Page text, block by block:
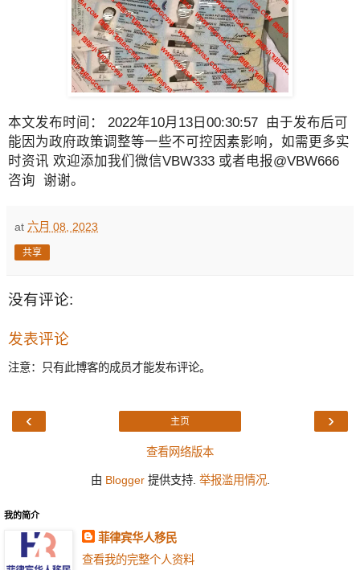
本文发布时间： 2022年10月13日00:30:57 由于发布后可
能因为政府政策调整等一些不可控因素影响，如需更多实
时资讯 欢迎添加我们微信VBW333 或者电报@VBW666
咨询 谢谢。
at 六月 08, 2023
共享
没有评论:
发表评论
注意：只有此博客的成员才能发布评论。
‹ ›
主页
查看网络版本
由 Blogger提供支持. 举报滥用情况.
我的简介
菲律宾华人移民
查看我的完整个人资料